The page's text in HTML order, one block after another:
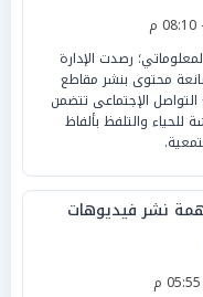
رصدت الإدارة
محتوى بنشر مقاطع
الإجتماعى تتضمن
للحياء والتلفظ بألفاظ
نشر فيديوهات